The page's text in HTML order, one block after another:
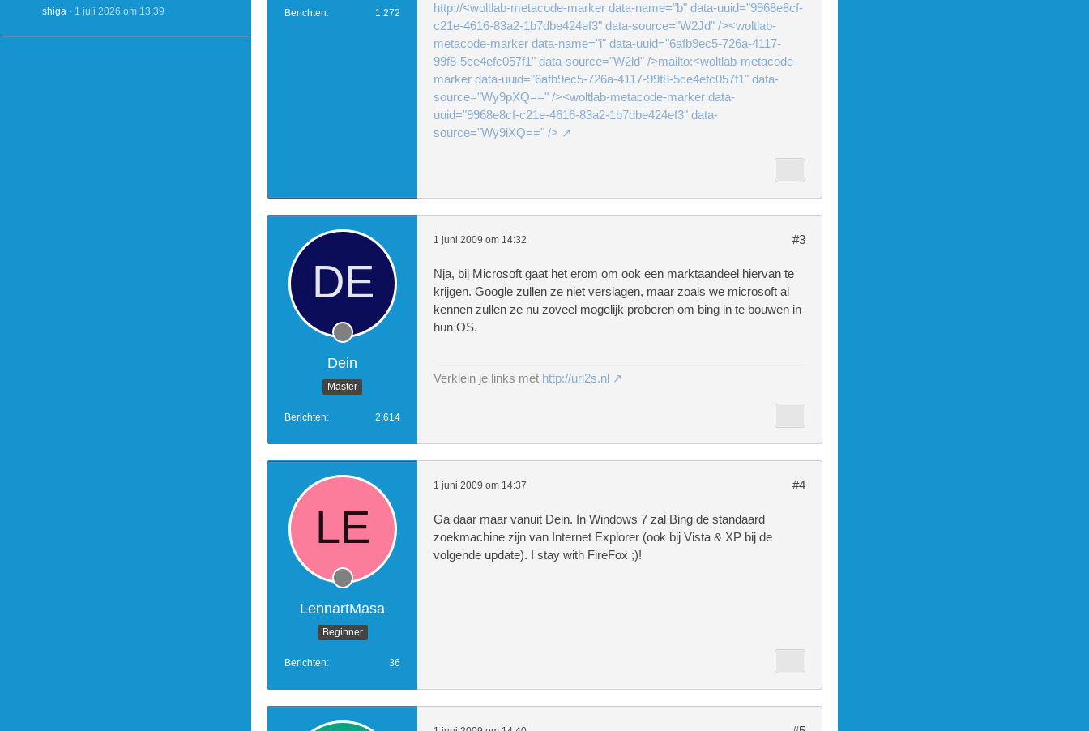
shiga 1 juli 2026 om 13:39 Berichten 1.272
http://<woltlab-metacode-marker data-name="b" data-uuid="9968e8cf-
c21e-4616-83a2-1b7dbe424ef3" data-source="W2Jd" /><woltlab-
metacode-marker data-name="i" data-uuid="6afb9ec5-726a-4117-
99f8-5ce4efc057f1" data-source="W2ld" />mailto:<woltlab-metacode-
marker data-uuid="6afb9ec5-726a-4117-99f8-5ce4efc057f1" data-
source="Wy9pXQ==" /><woltlab-metacode-marker data-
uuid="9968e8cf-c21e-4616-83a2-1b7dbe424ef3" data-
source="Wy9iXQ==" />
Dein
Master
Berichten 2.614
1 juni 2009 om 14:32 #3
Nja, bij Microsoft gaat het erom om ook een marktaandeel hiervan te
krijgen. Google zullen ze niet verslagen, maar zoals we microsoft al
kennen zullen ze nu zoveel mogelijk proberen om bing in te bouwen in
hun OS.
Verklein je links met http://url2s.nl
LennartMasa
Beginner
Berichten 36
1 juni 2009 om 14:37 #4
Ga daar maar vanuit Dein. In Windows 7 zal Bing de standaard
zoekmachine zijn van Internet Explorer (ook bij Vista & XP bij de
volgende update). I stay with FireFox ;)!